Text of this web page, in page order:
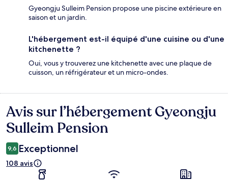
Gyeongju Sulleim Pension propose une piscine extérieure en
saison et un jardin.
L'hébergement est-il équipé d'une cuisine ou d'une
kitchenette ?
Oui, vous y trouverez une kitchenette avec une plaque de
cuisson, un réfrigérateur et un micro-ondes.
Avis
Avis sur l’hébergement Gyeongju
Sulleim Pension
9,6 Exceptionnel
108 avis